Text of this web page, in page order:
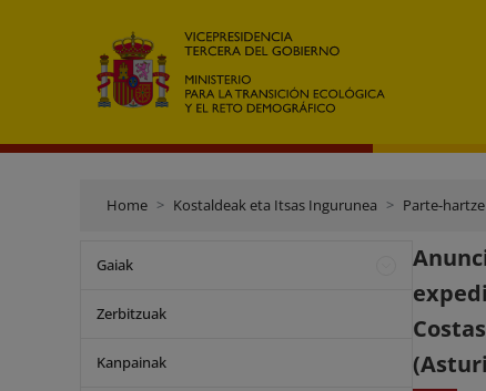
Home Kostaldeak eta Itsas Ingurunea Parte-
Gaiak
Zerbitzuak
Kanpainak